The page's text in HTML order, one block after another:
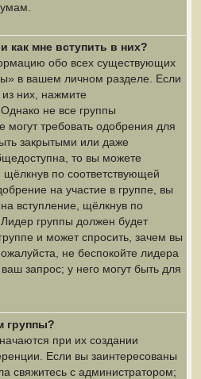
как мне вступить в них?
обо всех существующих
в вашем личном разделе. Если
из них, нажмите
не все группы
требовать одобрения для
закрытыми или даже
то вы можете
щёлкнув по соответствующей
на участие в группе, вы
вступление, щёлкнув по
группы должен будет
и может спросить, зачем вы
не беспокойте лидера
запрос; у него могут быть для
группы?
при их создании
Если вы заинтересованы
свяжитесь с администратором;